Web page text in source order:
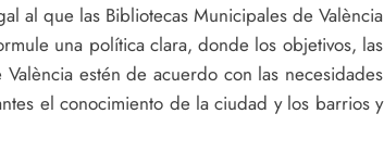
al que las Bibliotecas Municipales de València
una política clara, donde los objetivos, las
estén de acuerdo con las necesidades
el conocimiento de la ciudad y los barrios y